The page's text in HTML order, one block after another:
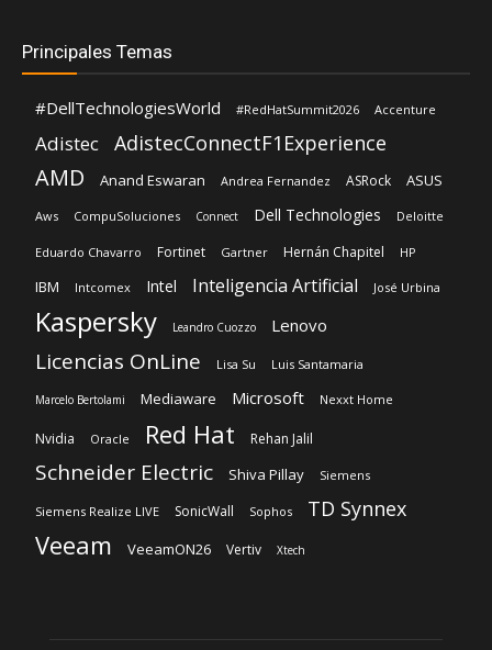
Principales Temas
#DellTechnologiesWorld #RedHatSummit2026 Accenture
Adistec AdistecConnectF1Experience
AMD Anand Eswaran Andrea Fernandez ASRock ASUS
Aws CompuSoluciones Connect Dell Technologies Deloitte
Eduardo Chavarro Fortinet Gartner Hernán Chapitel HP
IBM Intcomex Intel Inteligencia Artificial José Urbina
Kaspersky Leandro Cuozzo Lenovo
Licencias OnLine Lisa Su Luis Santamaria
Marcelo Bertolami Mediaware Microsoft Nexxt Home
Nvidia Oracle Red Hat Rehan Jalil
Schneider Electric Shiva Pillay Siemens
Siemens Realize LIVE SonicWall Sophos TD Synnex
Veeam VeeamON26 Vertiv Xtech